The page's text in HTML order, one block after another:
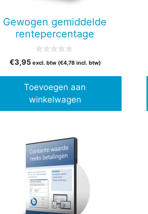
Gewogen gemiddelde
rentepercentage
v
5
€3,95 excl. btw (€4,78incl. btw)
Toevoegen aan
winkelwagen